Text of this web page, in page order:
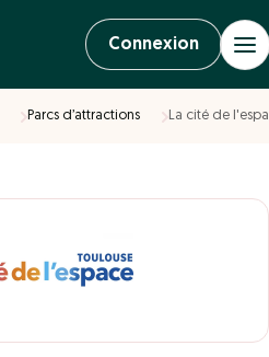
Connexion
Parcs d’attractions La cité de